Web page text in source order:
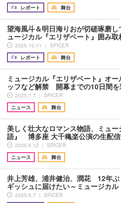
レポート
舞台
望海風斗＆明日海りおが切磋琢磨し
ュージカル『エリザベート』囲み
2025.10.11 ｜ SPICER
レポート
舞台
ミュージカル『エリザベート』オ
ッフなど解禁 開幕までの10日間
2025.7.7 ｜ SPICER
ニュース
舞台
美しく壮大なロマンス物語、ミュ
語』 博多座 大千穐楽公演の生配
2025.6.12 ｜ SPICER
ニュース
舞台
井上芳雄、浦井健治、潤花 12年ぶ
ギッシュに届けたい～ミュージカ
2025.5.7 ｜ SPICER